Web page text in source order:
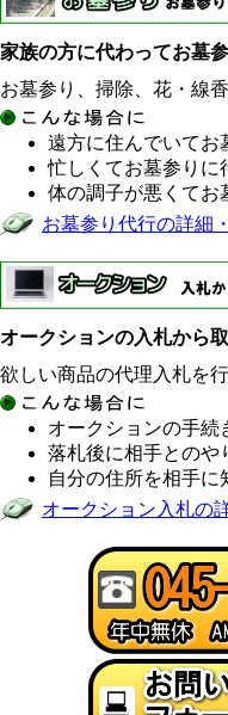
家族の方に代わってお墓
お墓参り、掃除、花・線
遠方に住んでいてお
忙しくてお墓参りに
体の調子が悪くてお
お墓参り代行の詳細
オークションの入札から
欲しい商品の代理入札を行
オークションの手続
落札後に相手とのや
自分の住所を相手に
オークション入札の